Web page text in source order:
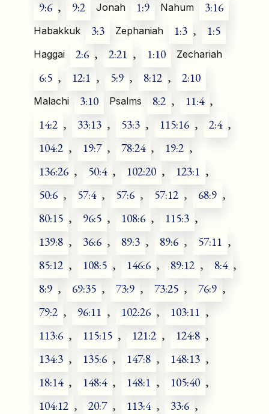
9:6 , 9:2 Jonah 1:9 Nahum 3:16
Habakkuk 3:3 Zephaniah 1:3 , 1:5
Haggai 2:6 , 2:21 , 1:10 Zechariah
6:5 , 12:1 , 5:9 , 8:12 , 2:10
Malachi 3:10 Psalms 8:2 , 11:4 ,
14:2 , 33:13 , 53:3 , 115:16 , 2:4 ,
104:2 , 19:7 , 78:24 , 19:2 ,
136:26 , 50:4 , 102:20 , 123:1 ,
50:6 , 57:4 , 57:6 , 57:12 , 68:9 ,
80:15 , 96:5 , 108:6 , 115:3 ,
139:8 , 36:6 , 89:3 , 89:6 , 57:11 ,
85:12 , 108:5 , 146:6 , 89:12 , 8:4 ,
8:9 , 69:35 , 73:9 , 73:25 , 76:9 ,
79:2 , 96:11 , 102:26 , 103:11 ,
113:6 , 115:15 , 121:2 , 124:8 ,
134:3 , 135:6 , 147:8 , 148:13 ,
18:14 , 148:4 , 148:1 , 105:40 ,
104:12 , 20:7 , 113:4 , 33:6 ,